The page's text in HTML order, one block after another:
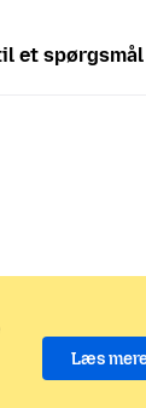
et spørgsmål
Læs